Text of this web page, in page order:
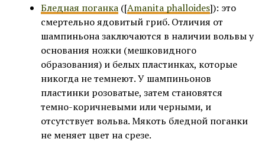
Бледная поганка([Amanita phalloides]): это
смертельно ядовитый гриб. Отличия от
шампиньона заключаются в наличии вольвы у
основания ножки (мешковидного
образования) и белых пластинках, которые
никогда не темнеют. У шампиньонов
пластинки розоватые, затем становятся
темно-коричневыми или черными, и
отсутствует вольва. Мякоть бледной поганки
не меняет цвет на срезе.